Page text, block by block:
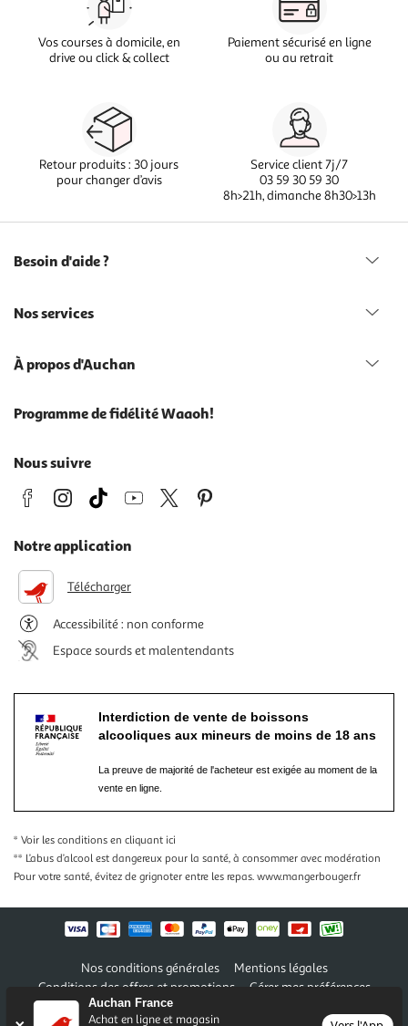
Auchan France
Achat en ligne et magasin
Vos courses à domicile, en
drive ou click & collect
Paiement sécurisé en ligne
ou au retrait
Retour produits : 30 jours
pour changer d’avis
Service client 7j/7
03 59 30 59 30
8h>21h, dimanche 8h30>13h
Besoin d'aide ?
Nos services
À propos d'Auchan
Programme de fidélité Waaoh!
Nous suivre
Notre application
Télécharger
Accessibilité : non conforme
Espace sourds et malentendants
Interdiction de vente de boissons
alcooliques aux mineurs de moins de 18 ans
La preuve de majorité de l'acheteur est exigée au moment de la
vente en ligne.
* Voir les conditions en cliquant ici
** L’abus d’alcool est dangereux pour la santé, à consommer avec modération
Pour votre santé, évitez de grignoter entre les repas. www.mangerbouger.fr
Nos conditions générales
Mentions légales
Conditions des offres et promotions
Gérer mes préférences
Politique de confidentialité